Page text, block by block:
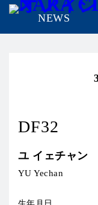
NEWS
DF32
ユ イェチャン
YU Yechan